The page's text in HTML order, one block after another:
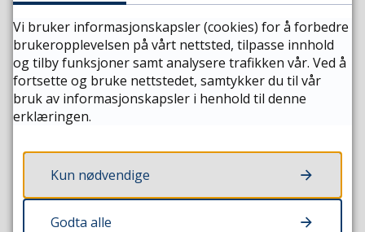
Høringer
Offentlig postjournal
dokumenter
Vi bruker informasjonskapsler (cookies) for å forbedre
brukeropplevelsen på vårt nettsted, tilpasse innhold
og tilby funksjoner samt analysere trafikken vår. Ved å
fortsette og bruke nettstedet, samtykker du til vår
bruk av informasjonskapsler i henhold til denne
erklæringen.
Kun nødvendige
Godta alle